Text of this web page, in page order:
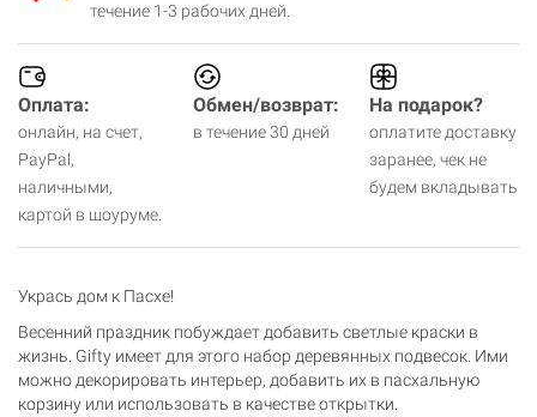
течение 1-3 рабочих дней.
Оплата:
онлайн, на счет,
PayPal,
наличными,
картой в шоуруме.
Обмен/возврат:
в течение 30 дней
На подарок?
оплатите доставку
заранее, чек не
будем вкладывать
Укрась дом к Пасхе!
Весенний праздник побуждает добавить светлые краски в
жизнь. Gifty имеет для этого набор деревянных подвесок. Ими
можно декорировать интерьер, добавить их в пасхальную
корзину или использовать в качестве открытки.